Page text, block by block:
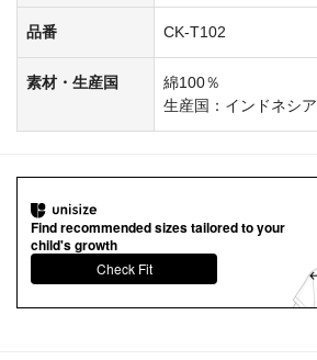
品番 CK-T102
素材・生産国
綿100％
生産国：インドネシア
Find recommended sizes tailored to your
child's growth
Check Fit